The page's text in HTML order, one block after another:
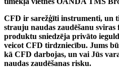
CFD ir sarežģīti instrumenti, un
strauju naudas zaudēšanu sviras
produktu sniedzēja privāto
veicot CFD tirdzniecību. Jums
kā CFD darbojas, un vai Jūs
naudas zaudēšanas risku.